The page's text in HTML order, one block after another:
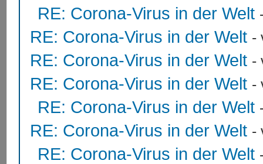
RE: Corona-Virus in der Welt
RE: Corona-Virus in der Welt -
RE: Corona-Virus in der Welt -
RE: Corona-Virus in der Welt -
RE: Corona-Virus in der Welt
RE: Corona-Virus in der Welt -
RE: Corona-Virus in der Welt